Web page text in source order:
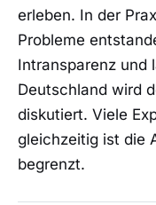
erleben. In der
Probleme
Intransparenz und
Deutschland wird
diskutiert. Viele
gleichzeitig ist die
begrenzt.